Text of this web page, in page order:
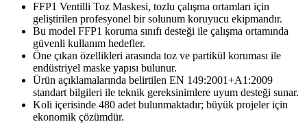
FFP1 Ventilli Toz Maskesi, tozlu çalışma ortamları için
geliştirilen profesyonel bir solunum koruyucu ekipmandır.
Bu model FFP1 koruma sınıfı desteği ile çalışma ortamında
güvenli kullanım hedefler.
Öne çıkan özellikleri arasında toz ve partikül koruması ile
endüstriyel maske yapısı bulunur.
Ürün açıklamalarında belirtilen EN 149:2001+A1:2009
standart bilgileri ile teknik gereksinimlere uyum desteği sunar.
Koli içerisinde 480 adet bulunmaktadır; büyük projeler için
ekonomik çözümdür.